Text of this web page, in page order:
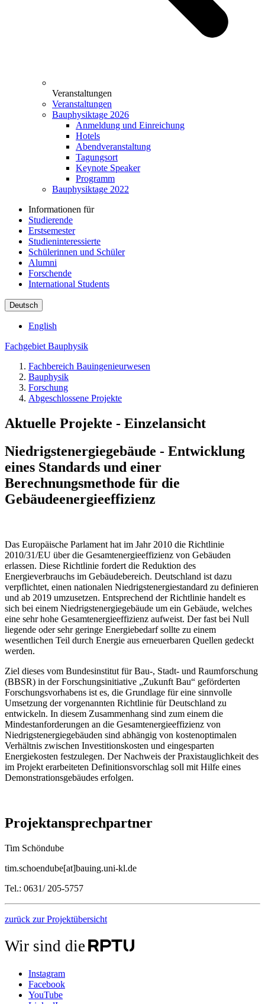
Veranstaltungen
Veranstaltungen
Bauphysiktage 2026
Anmeldung und Einreichung
Hotels
Abendveranstaltung
Tagungsort
Keynote Speaker
Programm
Bauphysiktage 2022
Informationen für
Studierende
Erstsemester
Studieninteressierte
Schülerinnen und Schüler
Alumni
Forschende
International Students
Deutsch
English
Fachgebiet Bauphysik
Fachbereich Bauingenieurwesen
Bauphysik
Forschung
Abgeschlossene Projekte
Aktuelle Projekte - Einzelansicht
Niedrigstenergiegebäude - Entwicklung
eines Standards und einer
Berechnungsmethode für die
Gebäudeenergieeffizienz
Das Europäische Parlament hat im Jahr 2010 die Richtlinie
2010/31/EU über die Gesamtenergieeffizienz von Gebäuden
erlassen. Diese Richtlinie fordert die Reduktion des
Energieverbrauchs im Gebäudebereich. Deutschland ist dazu
verpflichtet, einen nationalen Niedrigstenergiestandard zu definieren
und ab 2019 umzusetzen. Entsprechend der Richtlinie handelt es
sich bei einem Niedrigstenergiegebäude um ein Gebäude, welches
eine sehr hohe Gesamtenergieeffizienz aufweist. Der fast bei Null
liegende oder sehr geringe Energiebedarf sollte zu einem
wesentlichen Teil durch Energie aus erneuerbaren Quellen gedeckt
werden.
Ziel dieses vom Bundesinstitut für Bau-, Stadt- und Raumforschung
(BBSR) in der Forschungsinitiative „Zukunft Bau“ geförderten
Forschungsvorhabens ist es, die Grundlage für eine sinnvolle
Umsetzung der vorgenannten Richtlinie für Deutschland zu
entwickeln. In diesem Zusammenhang sind zum einem die
Mindestanforderungen an die Gesamtenergieeffizienz von
Niedrigstenergiegebäuden sind abhängig von kostenoptimalen
Verhältnis zwischen Investitionskosten und eingesparten
Energiekosten festzulegen. Der Nachweis der Praxistauglichkeit des
im Projekt erarbeiteten Definitionsvorschlag soll mit Hilfe eines
Demonstrationsgebäudes erfolgen.
Projektansprechpartner
Tim Schöndube
tim.schoendube[at]bauing.uni-kl.de
Tel.: 0631/ 205-5757
zurück zur Projektübersicht
Wir sind die
Instagram
Facebook
YouTube